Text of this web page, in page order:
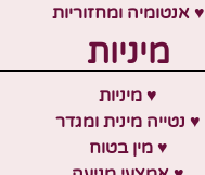
♥ אנטומיה ומחזוריות
מיניות
♥ מיניות
♥ נטייה מינית ומגדר
♥ מין בטוח